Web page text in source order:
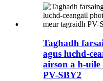
Taghadh
agus luchd-
airson a h-
PV-SBY2